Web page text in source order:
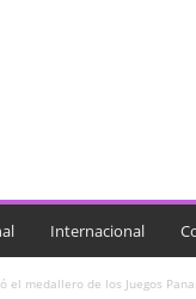
Internacional
el medallero de los Juegos